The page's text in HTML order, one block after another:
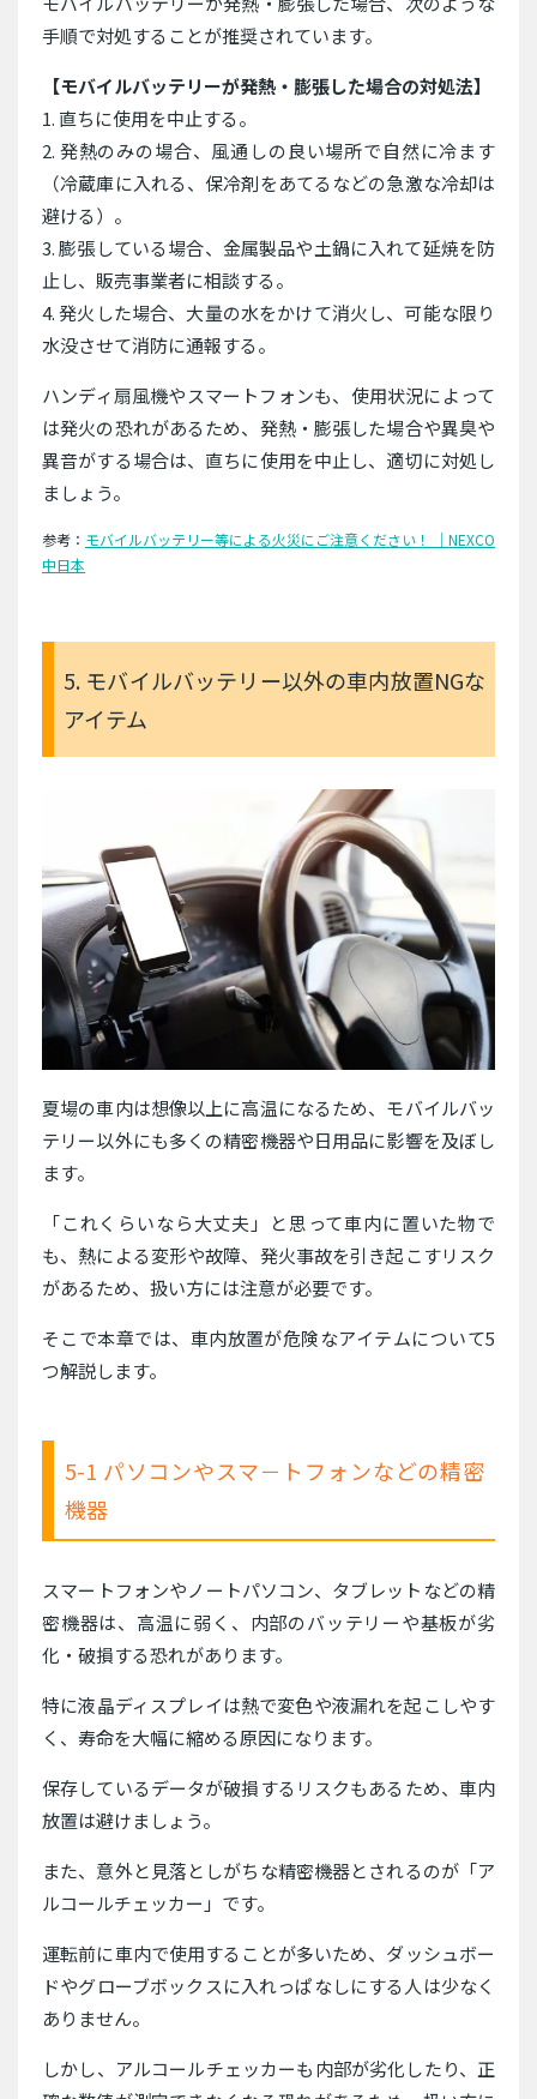
手順で対処することが推奨されています。
【モバイルバッテリーが発熱・膨張した場合の対処法】
1. 直ちに使用を中止する。
2. 発熱のみの場合、風通しの良い場所で自然に冷ます
（冷蔵庫に入れる、保冷剤をあてるなどの急激な冷却は
避ける）。
3. 膨張している場合、金属製品や土鍋に入れて延焼を防
止し、販売事業者に相談する。
4. 発火した場合、大量の水をかけて消火し、可能な限り
水没させて消防に通報する。
ハンディ扇風機やスマートフォンも、使用状況によって
は発火の恐れがあるため、発熱・膨張した場合や異臭や
異音がする場合は、直ちに使用を中止し、適切に対処し
ましょう。
参考： モバイルバッテリー等による火災にご注意ください！ ｜NEXCO
中日本
5. モバイルバッテリー以外の車内放置NGな
アイテム
夏場の車内は想像以上に高温になるため、モバイルバッ
テリー以外にも多くの精密機器や日用品に影響を及ぼし
ます。
「これくらいなら大丈夫」と思って車内に置いた物で
も、熱による変形や故障、発火事故を引き起こすリスク
があるため、扱い方には注意が必要です。
そこで本章では、車内放置が危険なアイテムについて5
つ解説します。
5-1 パソコンやスマ－トフォンなどの精密
機器
スマートフォンやノートパソコン、タブレットなどの精
密機器は、高温に弱く、内部のバッテリーや基板が劣
化・破損する恐れがあります。
特に液晶ディスプレイは熱で変色や液漏れを起こしやす
く、寿命を大幅に縮める原因になります。
保存しているデータが破損するリスクもあるため、車内
放置は避けましょう。
また、意外と見落としがちな精密機器とされるのが「ア
ルコールチェッカー」です。
運転前に車内で使用することが多いため、ダッシュボー
ドやグローブボックスに入れっぱなしにする人は少なく
ありません。
しかし、アルコールチェッカーも内部が劣化したり、正